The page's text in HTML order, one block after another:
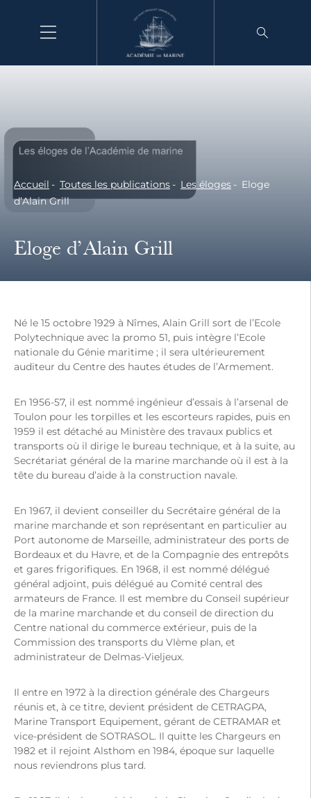
Accueil Toutes les publications Les éloges
Eloge
d’Alain Grill
Eloge d’Alain Grill
Né le 15 octobre 1929 à Nîmes, Alain Grill sort de l’Ecole
Polytechnique avec la promo 51, puis intègre l’Ecole
nationale du Génie maritime ; il sera ultérieurement
auditeur du Centre des hautes études de l’Armement.
En 1956-57, il est nommé ingénieur d’essais à l’arsenal de
Toulon pour les torpilles et les escorteurs rapides, puis en
1959 il est détaché au Ministère des travaux publics et
transports où il dirige le bureau technique, et à la suite, au
Secrétariat général de la marine marchande où il est à la
tête du bureau d’aide à la construction navale.
En 1967, il devient conseiller du Secrétaire général de la
marine marchande et son représentant en particulier au
Port autonome de Marseille, administrateur des ports de
Bordeaux et du Havre, et de la Compagnie des entrepôts
et gares frigorifiques. En 1968, il est nommé délégué
général adjoint, puis délégué au Comité central des
armateurs de France. Il est membre du Conseil supérieur
de la marine marchande et du conseil de direction du
Centre national du commerce extérieur, puis de la
Commission des transports du VIème plan, et
administrateur de Delmas-Vieljeux.
Il entre en 1972 à la direction générale des Chargeurs
réunis et, à ce titre, devient président de CETRAGPA,
Marine Transport Equipement, gérant de CETRAMAR et
vice-président de SOTRASOL. Il quitte les Chargeurs en
1982 et il rejoint Alsthom en 1984, époque sur laquelle
nous reviendrons plus tard.